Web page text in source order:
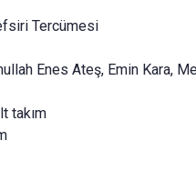
Tercümesi
Enes Ateş, Emin Kara,
takım